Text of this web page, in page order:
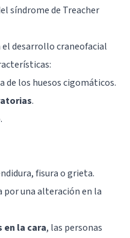
síndrome de Treacher
el desarrollo craneofacial
de los huesos cigomáticos.
.
fisura o grieta.
por una alteración en la
en la cara, las personas